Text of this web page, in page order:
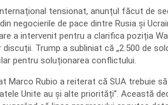
tensionat, anunțul făcut de
negocierile de pace dintre Rusia și
a intervenit pentru a clarifica poziția
Trump a subliniat că „2.500 de
pentru soluționarea conflictului.
Marco Rubio a reiterat că SUA trebuie
Unite au și alte priorități”. Această